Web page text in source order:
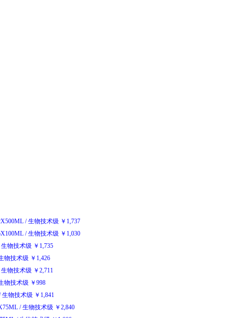
/ 生物技术级 ￥ 1,737
/ 生物技术级 ￥ 1,030
生物技术级 ￥ 1,735
物技术级 ￥ 1,426
生物技术级 ￥ 2,711
物技术级 ￥ 998
生物技术级 ￥ 1,841
/ 生物技术级 ￥ 2,840